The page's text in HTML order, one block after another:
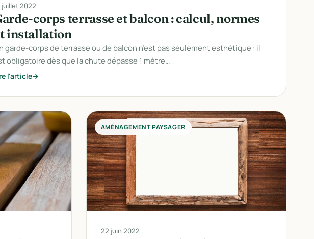
juillet 2022
corps terrasse et balcon : calcul, normes
installation
garde-corps de terrasse ou de balcon n’est pas seulement esthétique : il
obligatoire dès que la chute dépasse 1 mètre…
l'article
AMÉNAGEMENT PAYSAGER
22 juin 2022